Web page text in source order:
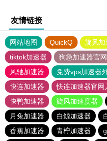
友情链接
网站地图 QuickQ 旋风加
tiktok加速器
狗急加速器官网
风驰加速器
免费vps加速器
快连加速器
快连加速器官网
快鸭加速器
旋风加速度器
月兔加速器
白鲸加速器
香蕉加速器
青柠加速器